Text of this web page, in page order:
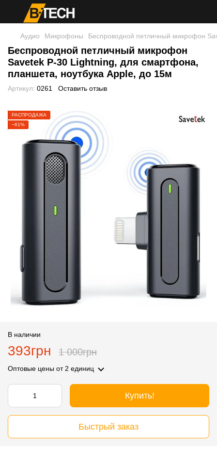
Аудио Микрофоны Беспроводной петличный микрофон
Беспроводной петличный микрофон
Savetek P-30 Lightning, для смартфона,
планшета, ноутбука Apple, до 15м
Артикул: 0261 Оставить отзыв
РАСПРОДАЖА
−61%
В наличии
393грн 1 000грн
Оптовые цены от 2 единиц
Купить!
Быстрый заказ